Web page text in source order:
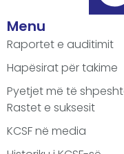
Menu
Raportet e auditimit
Hapësirat për takime
Pyetjet më të
Rastet e suksesit
KCSF në media